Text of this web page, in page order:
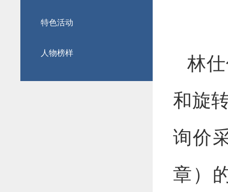
特色活动
人物榜样
林
和旋
询价
章）